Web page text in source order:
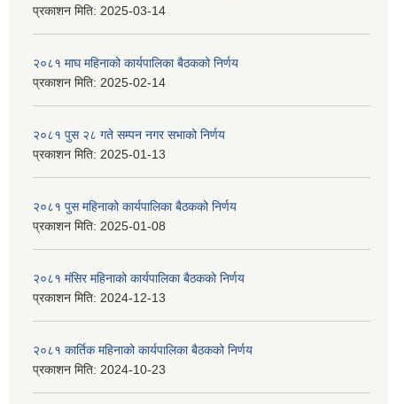
प्रकाशन मिति: 2025-03-14
२०८१ माघ महिनाको कार्यपालिका बैठकको निर्णय
प्रकाशन मिति: 2025-02-14
२०८१ पुस २८ गते सम्प‍न नगर सभाको निर्णय
प्रकाशन मिति: 2025-01-13
२०८१ पुस महिनाको कार्यपालिका बैठकको निर्णय
प्रकाशन मिति: 2025-01-08
२०८१ मंसिर महिनाको कार्यपालिका बैठकको निर्णय
प्रकाशन मिति: 2024-12-13
२०८१ कार्तिक महिनाको कार्यपालिका बैठकको निर्णय
प्रकाशन मिति: 2024-10-23